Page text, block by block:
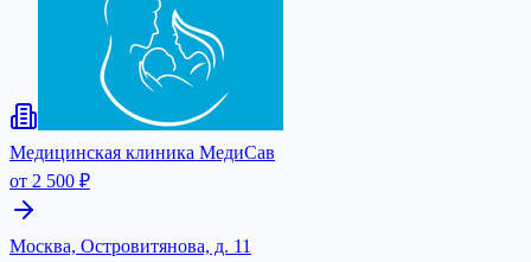
Медицинская клиника МедиСав
от 2 500 ₽
Москва, Островитянова, д. 11